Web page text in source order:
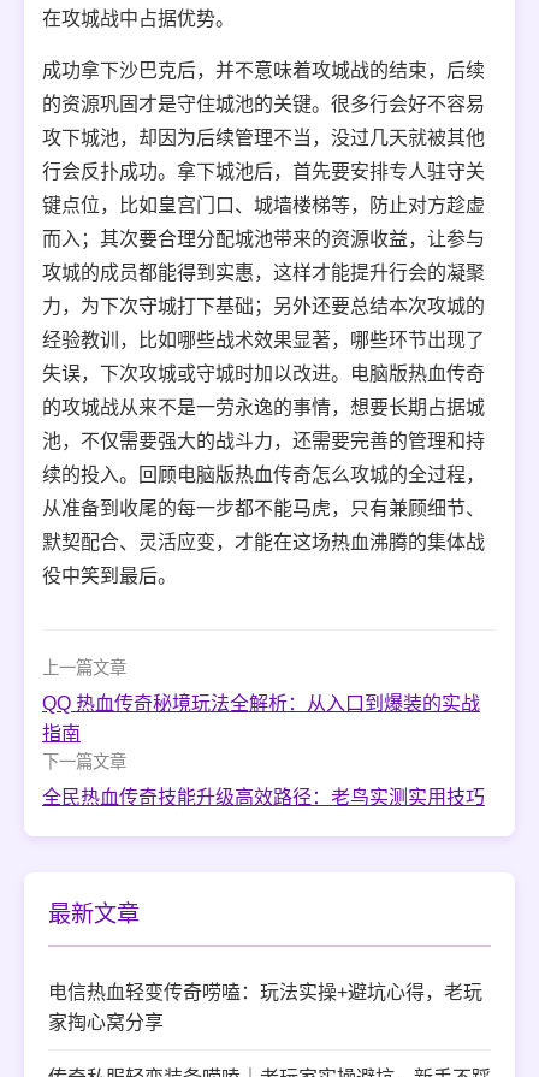
在攻城战中占据优势。
成功拿下沙巴克后，并不意味着攻城战的结束，后续
的资源巩固才是守住城池的关键。很多行会好不容易
攻下城池，却因为后续管理不当，没过几天就被其他
行会反扑成功。拿下城池后，首先要安排专人驻守关
键点位，比如皇宫门口、城墙楼梯等，防止对方趁虚
而入；其次要合理分配城池带来的资源收益，让参与
攻城的成员都能得到实惠，这样才能提升行会的凝聚
力，为下次守城打下基础；另外还要总结本次攻城的
经验教训，比如哪些战术效果显著，哪些环节出现了
失误，下次攻城或守城时加以改进。电脑版热血传奇
的攻城战从来不是一劳永逸的事情，想要长期占据城
池，不仅需要强大的战斗力，还需要完善的管理和持
续的投入。回顾电脑版热血传奇怎么攻城的全过程，
从准备到收尾的每一步都不能马虎，只有兼顾细节、
默契配合、灵活应变，才能在这场热血沸腾的集体战
役中笑到最后。
上一篇文章
QQ 热血传奇秘境玩法全解析：从入口到爆装的实战
指南
下一篇文章
全民热血传奇技能升级高效路径：老鸟实测实用技巧
最新文章
电信热血轻变传奇唠嗑：玩法实操+避坑心得，老玩
家掏心窝分享